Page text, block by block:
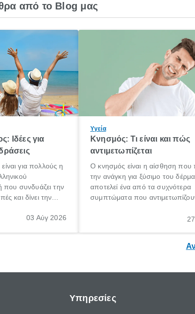
από το Blog μας
Ιδέες για
για πολλούς η
που συνδυάζει την
και δίνει την
λίγες μέρες
03 Αύγ 2026
Υγεία
Κνησμός: Τι είναι και πώς
αντιμετωπίζεται
Ο κνησμός είναι η αίσθηση που
την ανάγκη για ξύσιμο του
αποτελεί ένα από τα συχνότερα
συμπτώματα που
πληροφορίες για το «κνησμός τι
Υπηρεσίες